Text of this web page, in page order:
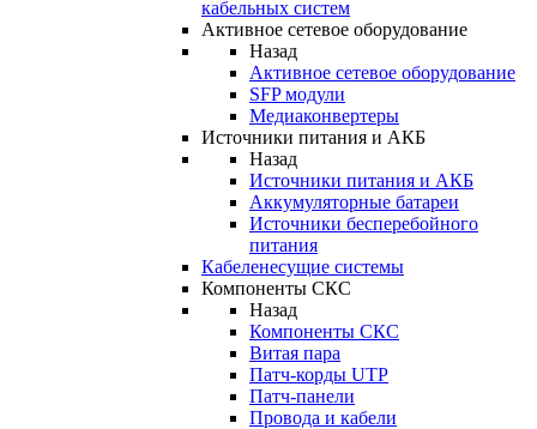
кабельных систем
Активное сетевое оборудование
Назад
Активное сетевое оборудование
SFP модули
Медиаконвертеры
Источники питания и АКБ
Назад
Источники питания и АКБ
Аккумуляторные батареи
Источники бесперебойного
питания
Кабеленесущие системы
Компоненты СКС
Назад
Компоненты СКС
Витая пара
Патч-корды UTP
Патч-панели
Провода и кабели